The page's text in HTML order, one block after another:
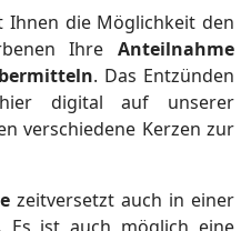
Ihnen die Möglichkeit den
Ihre Anteilnahme
. Das Entzünden
digital auf unserer
verschiedene Kerzen zur
zeitversetzt auch in einer